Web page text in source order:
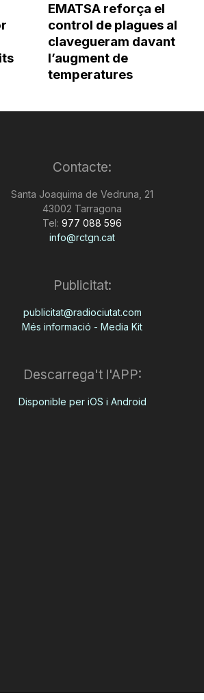
EMATSA reforça el
control de plagues al
clavegueram davant
l’augment de
temperatures
Contacte:
Santa Joaquima de Vedruna, 21
43002 Tarragona
Tel: 977 088 596
info@rctgn.cat
Publicitat:
publicitat@radiociutat.com
Més informació - Media Kit
Descarrega't l'APP:
Disponible per iOS i Android